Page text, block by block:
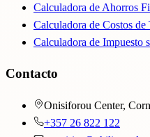
Calculadora de Ahorros
Calculadora de Costos de
Calculadora de Impuesto
Contacto
Onisiforou Center,
+357 26 822 122